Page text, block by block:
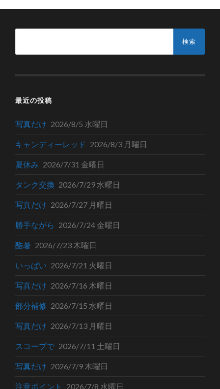
最近の投稿
写真だけ 2026/8/5 水曜日
キャンディーレッド 2026/8/3 月曜日
夏休み 2026/7/31 金曜日
タンク交換 2026/7/29 水曜日
写真だけ 2026/7/27 月曜日
勝手ながら 2026/7/24 金曜日
酷暑 2026/7/23 木曜日
いっぱい 2026/7/21 火曜日
写真だけ 2026/7/16 木曜日
部分補修 2026/7/15 水曜日
写真だけ 2026/7/13 月曜日
スコープで 2026/7/11 土曜日
写真だけ 2026/7/9 木曜日
注意ポイント 2026/7/8 水曜日